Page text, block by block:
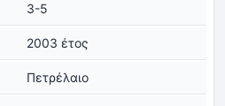
3-5
2003 έτος
Πετρέλαιο